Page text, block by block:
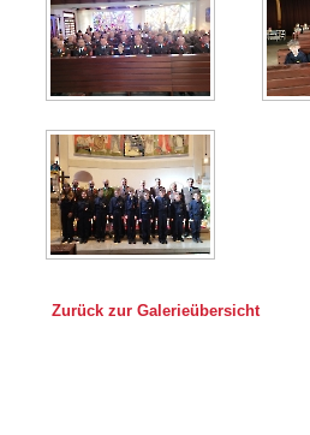
Zurück zur Galerieübersicht